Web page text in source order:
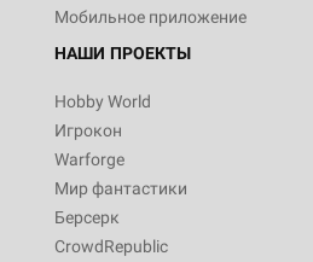
Мобильное приложение
НАШИ ПРОЕКТЫ
Hobby World
Игрокон
Warforge
Мир фантастики
Берсерк
CrowdRepublic